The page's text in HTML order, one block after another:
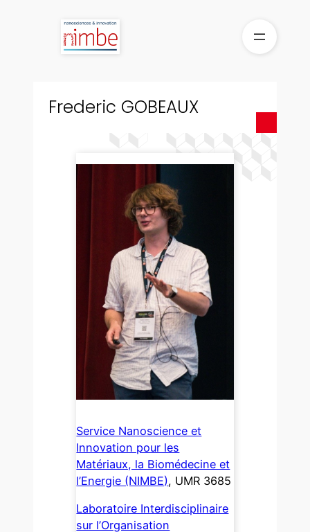
Frederic GOBEAUX
Service Nanoscience et
Innovation pour les
Matériaux, la Biomédecine et
l’Energie (NIMBE), UMR 3685
Laboratoire Interdisciplinaire
sur l’Organisation